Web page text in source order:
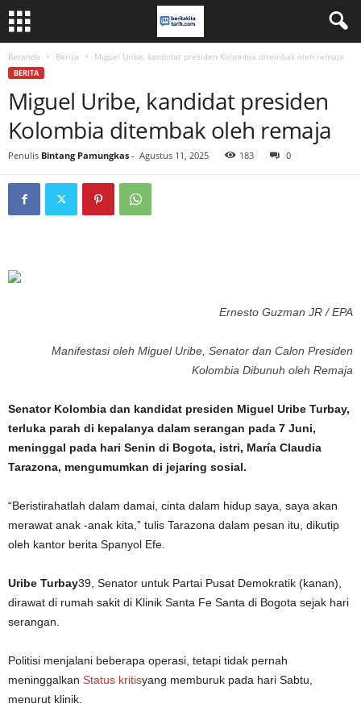
Beranda Berita Miguel Uribe, kandidat presiden Kolombia ditembak oleh remaja
BERITA
Miguel Uribe, kandidat presiden
Kolombia ditembak oleh remaja
Penulis Bintang Pamungkas - Agustus 11, 2025 183 0
Ernesto Guzman JR / EPA
Manifestasi oleh Miguel Uribe, Senator dan Calon Presiden
Kolombia Dibunuh oleh Remaja
Senator Kolombia dan kandidat presiden Miguel Uribe Turbay,
terluka parah di kepalanya dalam serangan pada 7 Juni,
meninggal pada hari Senin di Bogota, istri, María Claudia
Tarazona, mengumumkan di jejaring sosial.
“Beristirahatlah dalam damai, cinta dalam hidup saya, saya akan
merawat anak -anak kita,” tulis Tarazona dalam pesan itu, dikutip
oleh kantor berita Spanyol Efe.
Uribe Turbay39, Senator untuk Partai Pusat Demokratik (kanan),
dirawat di rumah sakit di Klinik Santa Fe Santa di Bogota sejak hari
serangan.
Politisi menjalani beberapa operasi, tetapi tidak pernah
meninggalkan Status kritisyang memburuk pada hari Sabtu,
menurut klinik.